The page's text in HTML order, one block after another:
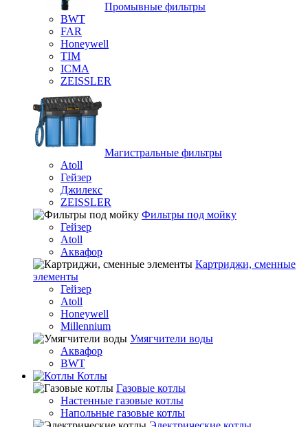
Промывные фильтры
BWT
FAR
Honeywell
TIM
ICMA
ZEISSLER
Магистральные фильтры
Atoll
Гейзер
Джилекс
ZEISSLER
Фильтры под мойку
Гейзер
Atoll
Аквафор
Картриджи, сменные
элементы
Гейзер
Atoll
Honeywell
Millennium
Умягчители воды
Аквафор
BWT
Котлы
Гaзовые котлы
Настенные газовые котлы
Напольные газовые котлы